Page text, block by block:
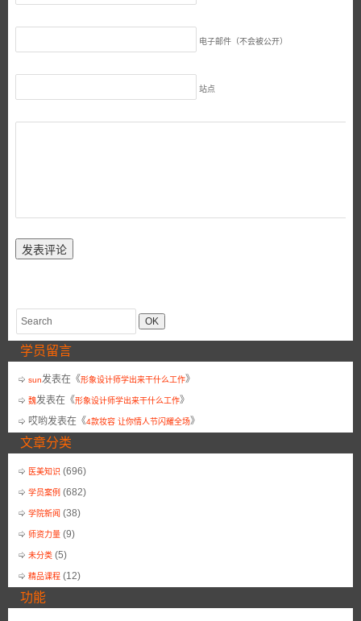
电子邮件（不会被公开）
站点
学员留言
sun发表在《形象设计师学出来干什么工作》
魏发表在《形象设计师学出来干什么工作》
哎哟发表在《4款妆容 让你情人节闪耀全场》
文章分类
医美知识 (696)
学员案例 (682)
学院新闻 (38)
师资力量 (9)
未分类 (5)
精品课程 (12)
功能